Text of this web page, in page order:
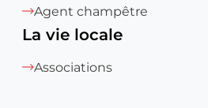
Agent champêtre
La vie locale
Associations